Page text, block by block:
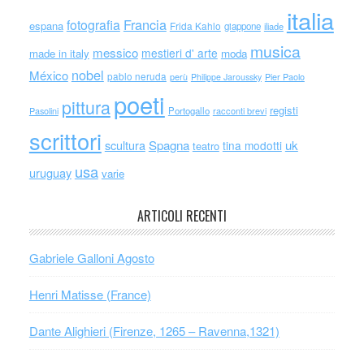
espana fotografia Francia Frida Kahlo giappone iliade italia
made in italy messico mestieri d' arte moda musica
México nobel pablo neruda perù Philippe Jaroussky Pier Paolo
Pasolini pitturapoeti Portogallo racconti brevi registi
scrittori scultura Spagna teatro tina modotti uk
uruguay usa varie
ARTICOLI RECENTI
Gabriele Galloni Agosto
Henri Matisse (France)
Dante Alighieri (Firenze, 1265 – Ravenna,1321)